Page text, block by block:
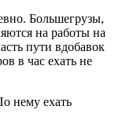
Большегрузы,
на работы на
пути вдобавок
в час ехать не
нему ехать